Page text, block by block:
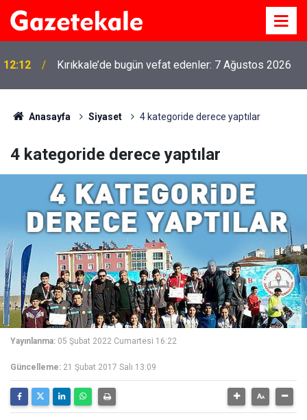
12:12 Kırıkkale’de bugün vefat edenler: 7 Ağustos 2026
Anasayfa Siyaset 4 kategoride derece yaptılar
4 kategoride derece yaptılar
Yayınlanma: 05 Şubat 2022 Cumartesi 16:22
Güncelleme: 21 Şubat 2017 Salı 13:09